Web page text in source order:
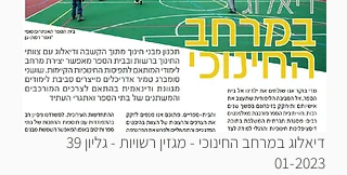
דיאלוג במרחב החינוכי - מגזין רשויות - גליון 39
01-2023